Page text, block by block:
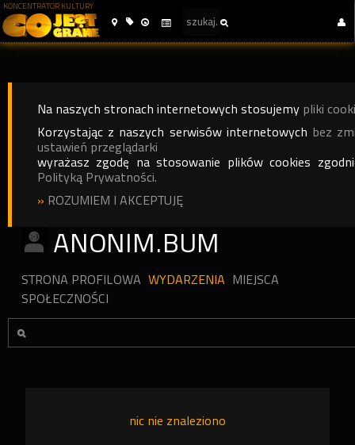
KONCENTRATOR KULTURY
Na naszych stronach internetowych stosujemy pliki
Korzystając z naszych serwisów internetowych bez
ustawień przeglądarki
wyrażasz zgodę na stosowanie plików cookies
Polityką Prywatności.
» ROZUMIEM I AKCEPTUJĘ
ANONIM.BUM
STRONA PROFILOWA WYDARZENIA MIEJSCA
SPOŁECZNOŚCI
nic nie znaleziono